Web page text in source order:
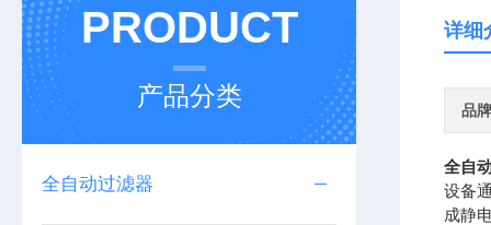
PRODUCT
产品分类
全自动过滤器
详细
品牌
全自
设备
成静